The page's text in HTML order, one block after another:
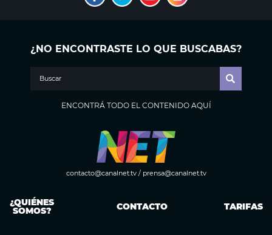
¿NO ENCONTRASTE LO QUE BUSCABAS?
ENCONTRÁ TODO EL CONTENIDO AQUÍ
contacto@canalnet.tv/ prensa@canalnet.tv
¿QUIÉNES
SOMOS? CONTACTO TARIFAS